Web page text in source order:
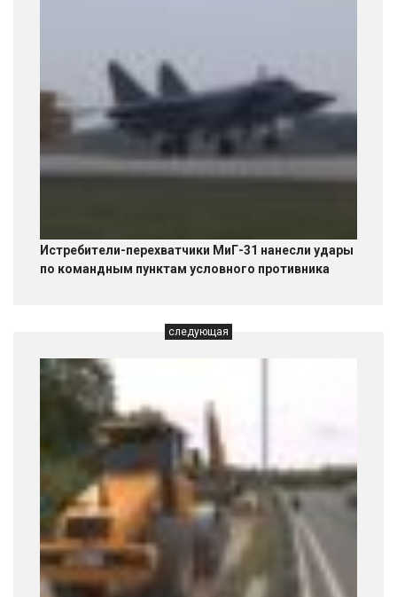
Истребители-перехватчики МиГ-31 нанесли удары
по командным пунктам условного противника
следующая